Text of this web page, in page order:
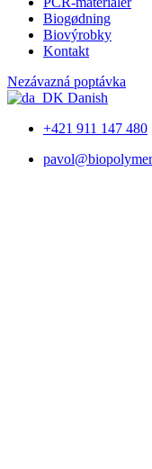
Biogødning
Biovýrobky
Kontakt
Nezávazná poptávka
Danish
+421 911 147 480